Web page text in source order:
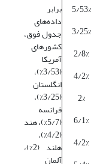
5/53%
3/25%
2/8%
4/2%
2%
6/1%
4/2%
برابر
داده‌های
جدول فوق،
کشورهای
آمریکا
(3/53%)،
انگلستان
(3/25%)،
فرانسه
(5/7%)، هند
(4/2%)،
هلند (2%)،
آلمان